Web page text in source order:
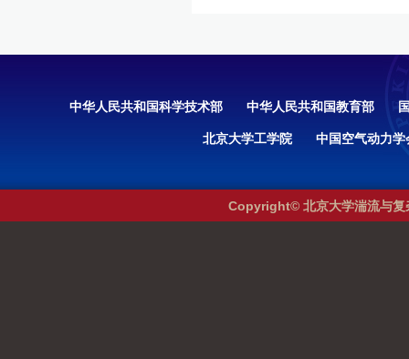
中华人民共和国科学技术部 中华人民共和国教育部
北京大学工学院 中国空气动力学
Copyright© 北京大学湍流与